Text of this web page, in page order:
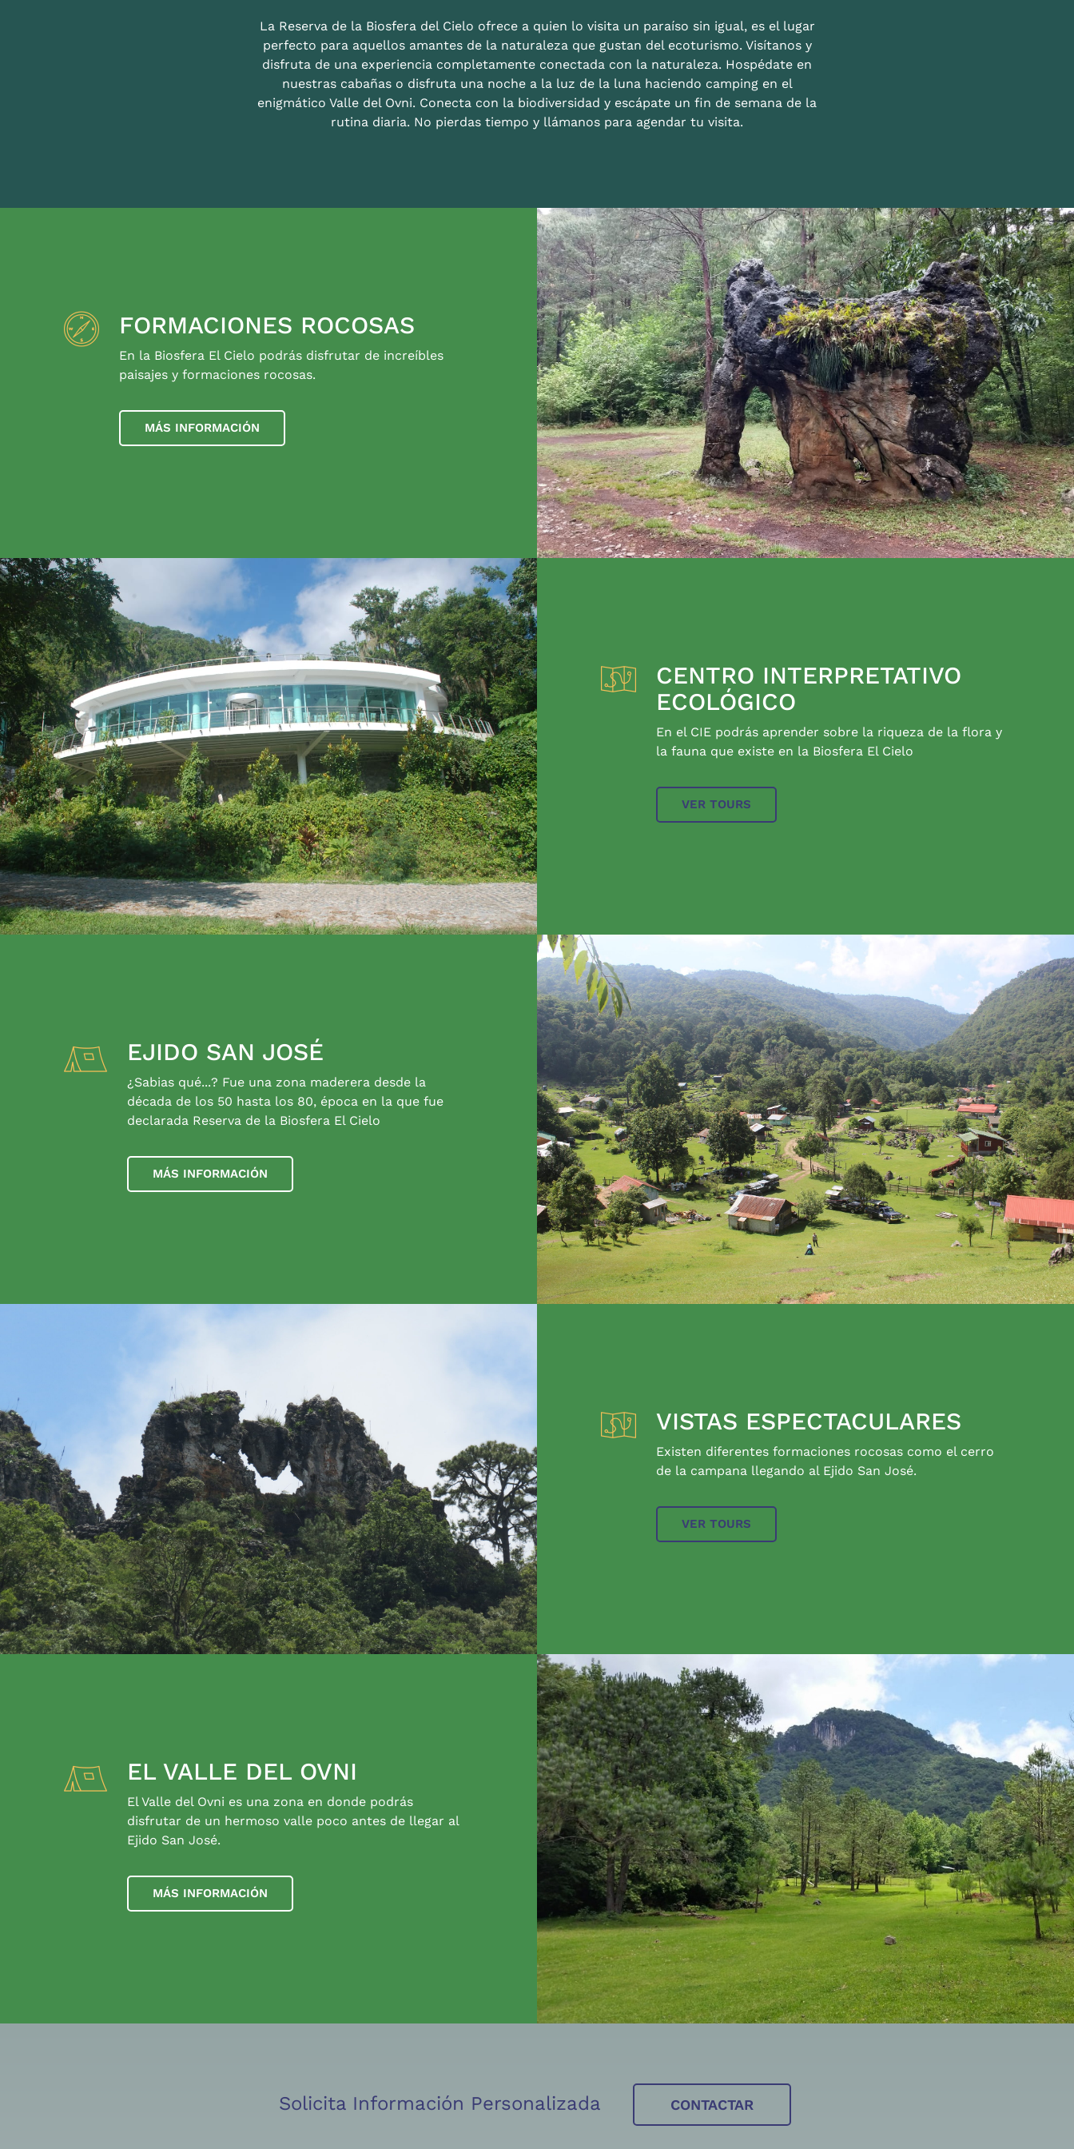
La Reserva de la Biosfera del Cielo ofrece a quien lo visita un paraíso sin igual, es el lugar
perfecto para aquellos amantes de la naturaleza que gustan del ecoturismo. Visítanos y
disfruta de una experiencia completamente conectada con la naturaleza. Hospédate en
nuestras cabañas o disfruta una noche a la luz de la luna haciendo camping en el
enigmático Valle del Ovni. Conecta con la biodiversidad y escápate un fin de semana de la
rutina diaria. No pierdas tiempo y llámanos para agendar tu visita.
FORMACIONES ROCOSAS
En la Biosfera El Cielo podrás disfrutar de increíbles
paisajes y formaciones rocosas.
MÁS INFORMACIÓN
CENTRO INTERPRETATIVO
ECOLÓGICO
En el CIE podrás aprender sobre la riqueza de la flora y
la fauna que existe en la Biosfera El Cielo
VER TOURS
EJIDO SAN JOSÉ
¿Sabias qué...? Fue una zona maderera desde la
década de los 50 hasta los 80, época en la que fue
declarada Reserva de la Biosfera El Cielo
MÁS INFORMACIÓN
VISTAS ESPECTACULARES
Existen diferentes formaciones rocosas como el cerro
de la campana llegando al Ejido San José.
VER TOURS
EL VALLE DEL OVNI
El Valle del Ovni es una zona en donde podrás
disfrutar de un hermoso valle poco antes de llegar al
Ejido San José.
MÁS INFORMACIÓN
Solicita Información Personalizada CONTACTAR